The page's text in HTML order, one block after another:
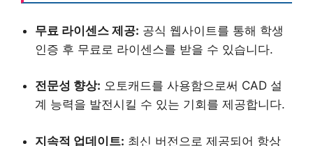
무료 라이센스 제공: 공식 웹사이트를 통해 학생
인증 후 무료로 라이센스를 받을 수 있습니다.
전문성 향상: 오토캐드를 사용함으로써 CAD 설
계 능력을 발전시킬 수 있는 기회를 제공합니다.
지속적 업데이트: 최신 버전으로 제공되어 항상